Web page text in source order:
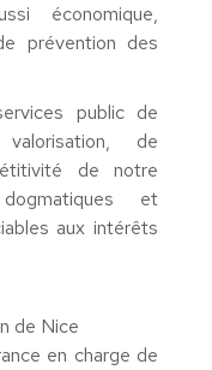
économique,
prévention des
public de
de
de notre
et
aux intérêts
de Nice
en charge de